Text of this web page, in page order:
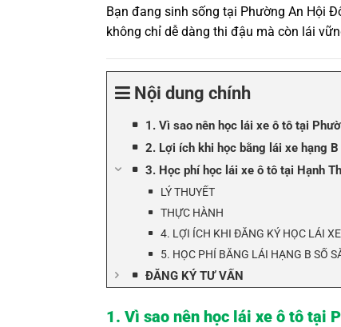
Bạn đang sinh sống tại Phường An Hội
không chỉ dễ dàng thi đậu mà còn lái
Nội dung chính
1. Vì sao nên học lái xe ô tô tại
2. Lợi ích khi học bằng lái xe hạng
3. Học phí học lái xe ô tô tại Hạnh
LÝ THUYẾT
THỰC HÀNH
4. LỢI ÍCH KHI ĐĂNG KÝ HỌC LÁI
5. HỌC PHÍ BẰNG LÁI HẠNG B SỐ
ĐĂNG KÝ TƯ VẤN
1. Vì sao nên học lái xe ô tô tại